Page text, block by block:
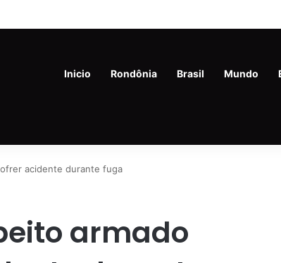
anos é preso com drogas e revólver na Vila Princesa
Inicio Rondônia Brasil Mundo
acidente durante fuga
armado